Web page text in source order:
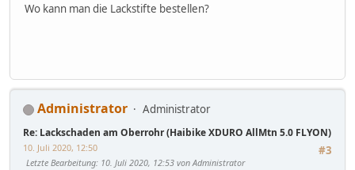
Wo kann man die Lackstifte bestellen?
Administrator Administrator
Re: Lackschaden am Oberrohr (Haibike XDURO AllMtn 5.0 FLYON)
#3
10. Juli 2020, 12:50
Letzte Bearbeitung: 10. Juli 2020, 12:53 von Administrator